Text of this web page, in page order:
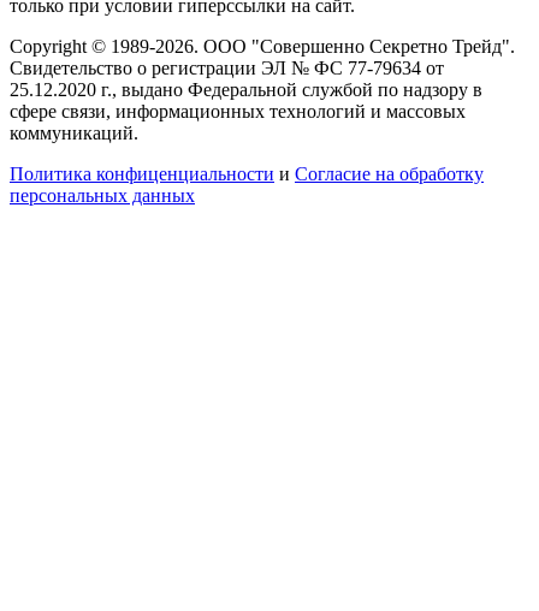
только при условии гиперссылки на сайт.
Copyright © 1989-2026. ООО "Совершенно Секретно Трейд".
Свидетельство о регистрации ЭЛ № ФС 77-79634 от
25.12.2020 г., выдано Федеральной службой по надзору в
сфере связи, информационных технологий и массовых
коммуникаций.
Политика конфиценциальности и Согласие на обработку
персональных данных